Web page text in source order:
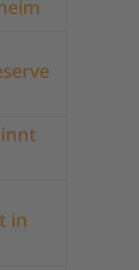
in